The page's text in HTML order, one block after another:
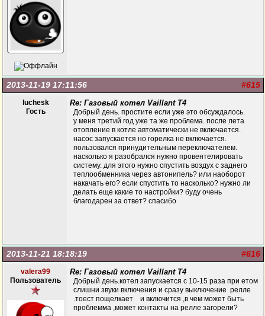
#615
2013-11-19 17:11:56
luchesk
Гость
Re: Газовый котел Vaillant T4
Добрый день. простите если уже это обсуждалось.
у меня третий год уже та же проблема. после лета
отопление в котле автоматически не включается.
насос запускается но горелка не включается.
пользовался принудительным переключателем.
насколько я разобрался нужно провентелировать
систему. для этого нужно спустить воздух с заднего
теплообменника через автонипель? или наоборот
накачать его? если спустить то насколько? нужно ли
делать еще какие то настройки? буду очень
благодарен за ответ? спасибо
#616
2013-11-21 18:18:19
valera99
Пользователь
Re: Газовый котел Vaillant T4
Добрый день.котел запускается с 10-15 раза при етом
слишни звуки включения и сразу выключение релле
.тоест пощелкает и включится ,в чем может быть
проблемма ,может контакты на релле загорели?